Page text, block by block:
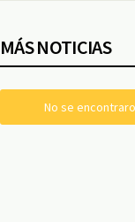
MÁS NOTICIAS
No se